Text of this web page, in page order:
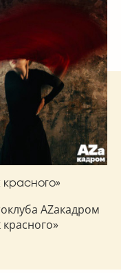
AZакадром